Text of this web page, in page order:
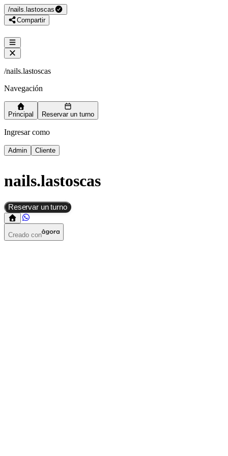
/nails.lastoscas
Compartir
/nails.lastoscas
Navegación
Principal Reservar un turno
Ingresar como
Admin Cliente
nails.lastoscas
Reservar un turno
Creado con